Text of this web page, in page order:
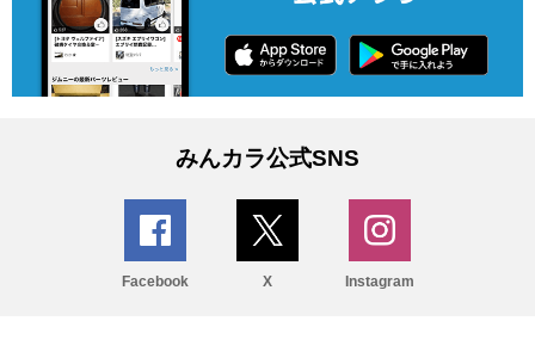
みんカラ公式SNS
Facebook X Instagram